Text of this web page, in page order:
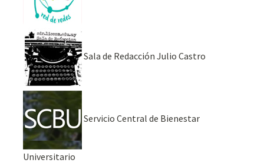
Sala de Redacción Julio Castro
Servicio Central de Bienestar
Universitario